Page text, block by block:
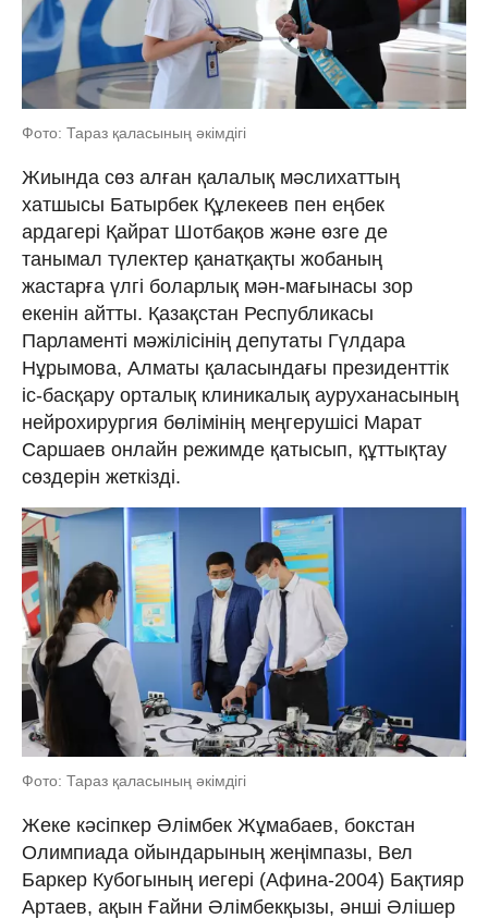
Фото: Тараз қаласының әкімдігі
Жиында сөз алған қалалық мәслихаттың
хатшысы Батырбек Құлекеев пен еңбек
ардагері Қайрат Шотбақов және өзге де
танымал түлектер қанатқақты жобаның
жастарға үлгі боларлық мән-мағынасы зор
екенін айтты. Қазақстан Республикасы
Парламенті мәжілісінің депутаты Гүлдара
Нұрымова, Алматы қаласындағы президенттік
іс-басқару орталық клиникалық ауруханасының
нейрохирургия бөлімінің меңгерушісі Марат
Саршаев онлайн режимде қатысып, құттықтау
сөздерін жеткізді.
Фото: Тараз қаласының әкімдігі
Жеке кәсіпкер Әлімбек Жұмабаев, бокстан
Олимпиада ойындарының жеңімпазы, Вел
Баркер Кубогының иегері (Афина-2004) Бақтияр
Артаев, ақын Ғайни Әлімбекқызы, әнші Әлішер